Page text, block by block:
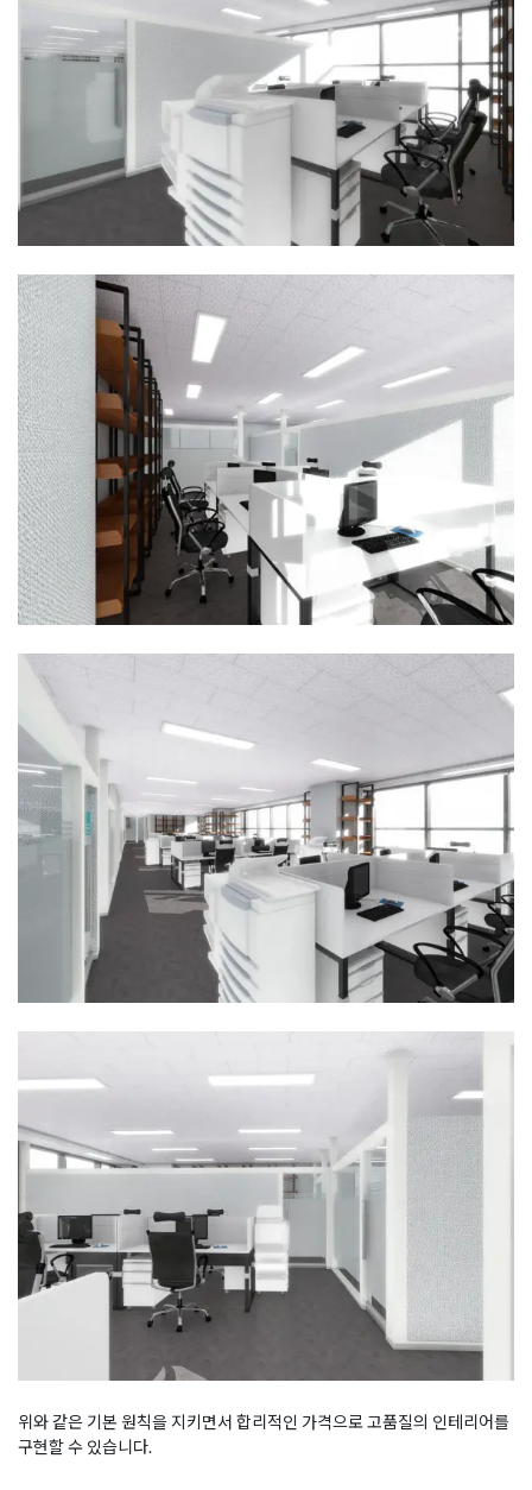
위와 같은 기본 원칙을 지키면서 합리적인 가격으로 고품질의 인테리어를
구현할 수 있습니다.